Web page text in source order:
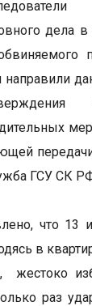
дела
ГСУ СК
что 13
в
жестоко
раз